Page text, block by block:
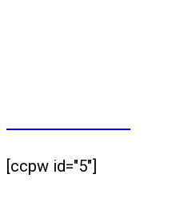
[ccpw id="5"]